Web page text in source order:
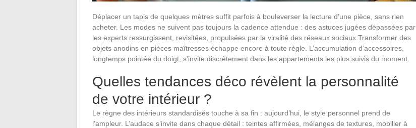
Déplacer un tapis de quelques mètres suffit parfois à bouleverser la lecture d’une pièce, sans rien
acheter. Les modes ne suivent pas toujours la cadence attendue : des astuces jugées dépassées par
les experts ressurgissent, revisitées, propulsées par la viralité des réseaux sociaux.Transformer des
objets anodins en pièces maîtresses échappe encore à toute règle. L’accumulation d’accessoires,
longtemps pointée du doigt, s’invite discrètement dans les appartements les plus suivis du moment.
Quelles tendances déco révèlent la personnalité
de votre intérieur ?
Le règne des intérieurs standardisés touche à sa fin : aujourd’hui, le style personnel prend de
l’ampleur. L’audace s’invite dans chaque détail : teintes affirmées, mélanges de textures, mobilier à